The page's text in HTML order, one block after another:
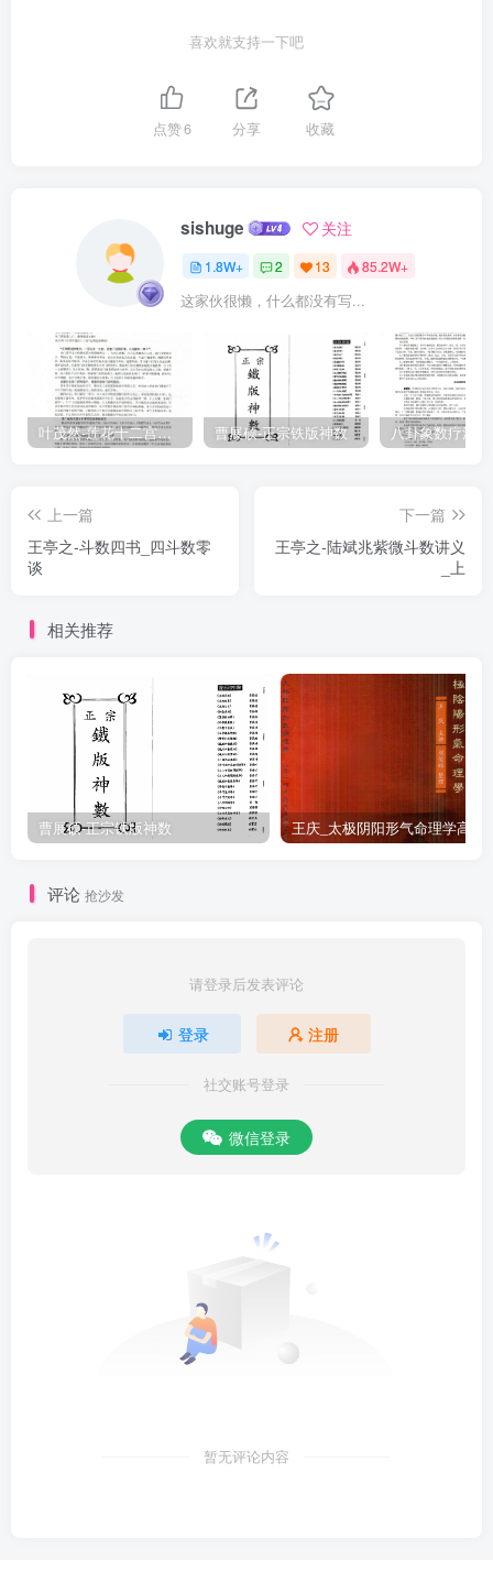
喜欢就支持一下吧
点赞6 分享 收藏
sishuge 关注
1.8W+ 2 13 85.2W+
这家伙很懒，什么都没有写...
叶茂然-莲花十二宫佛家奇门面授及答疑 曹展硕-正宗铁版神数
上一篇
王亭之-斗数四书_四斗数零
谈
下一篇
王亭之-陆斌兆紫微斗数讲义
_上
相关推荐
曹展硕-正宗铁版神数
评论 抢沙发
请登录后发表评论
登录 注册
社交账号登录
微信登录
暂无评论内容